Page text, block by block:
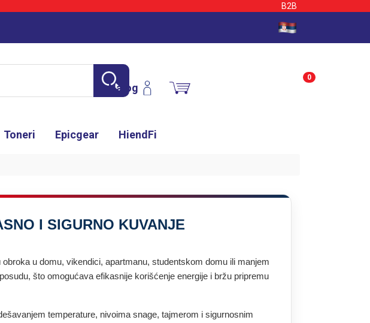
B2B
Nalog
0
Toneri Epicgear HiendFi
I SIGURNO KUVANJE
u domu, vikendici, apartmanu, studentskom domu ili manjem
što omogućava efikasnije korišćenje energije i bržu pripremu
temperature, nivoima snage, tajmerom i sigurnosnim